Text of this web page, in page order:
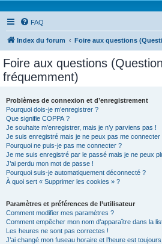
FAQ
Index du forum Foire aux questions
Foire aux questions
fréquemment)
Problèmes de connexion et d’enregistrement
Pourquoi dois-je m’enregistrer ?
Que signifie COPPA ?
Je souhaite m’enregistrer, mais je n’y parviens pas !
Je suis enregistré mais je ne peux pas me connecter
Pourquoi ne puis-je pas me connecter ?
Je me suis enregistré par le passé mais je ne peux
J’ai perdu mon mot de passe !
Pourquoi suis-je automatiquement déconnecté ?
À quoi sert « Supprimer les cookies » ?
Paramètres et préférences de l’utilisateur
Comment modifier mes paramètres ?
Comment empêcher mon nom d’apparaître dans la
Les heures ne sont pas correctes !
J’ai changé mon fuseau horaire et l’heure est